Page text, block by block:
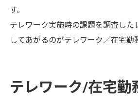
す。
テレワーク実施時の課題を調査し
してあがるのがテレワーク／在宅
テレワーク/在宅勤